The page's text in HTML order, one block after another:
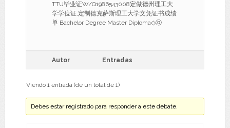
TTU毕业证W/Q1986543008定做德州理工大
学学位证,定制德克萨斯理工大学文凭证书成绩
单 Bachelor Degree Master Diploma◇ⓞ
Autor Entradas
Viendo 1 entrada (de un total de 1)
Debes estar registrado para responder a este debate.